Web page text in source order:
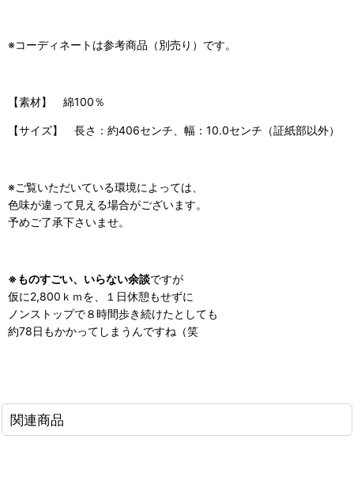
※コーディネートは参考商品（別売り）です。
【素材】 綿100％
【サイズ】 長さ：約406センチ、幅：10.0センチ（証紙部以外）
※ご覧いただいている環境によっては、
色味が違って見える場合がございます。
予めご了承下さいませ。
※ものすごい、いらない余談ですが
仮に2,800ｋｍを、１日休憩もせずに
ノンストップで８時間歩き続けたとしても
約78日もかかってしまうんですね（笑
関連商品